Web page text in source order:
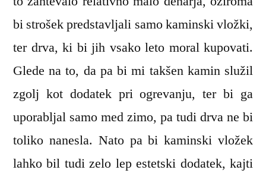
bi strošek predstavljali samo kaminski vložki,
ter drva, ki bi jih vsako leto moral kupovati.
Glede na to, da pa bi mi takšen kamin služil
zgolj kot dodatek pri ogrevanju, ter bi ga
uporabljal samo med zimo, pa tudi drva ne bi
toliko nanesla. Nato pa bi kaminski vložek
lahko bil tudi zelo lep estetski dodatek, kajti